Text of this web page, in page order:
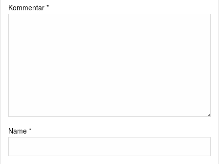
Kommentar *
Name *